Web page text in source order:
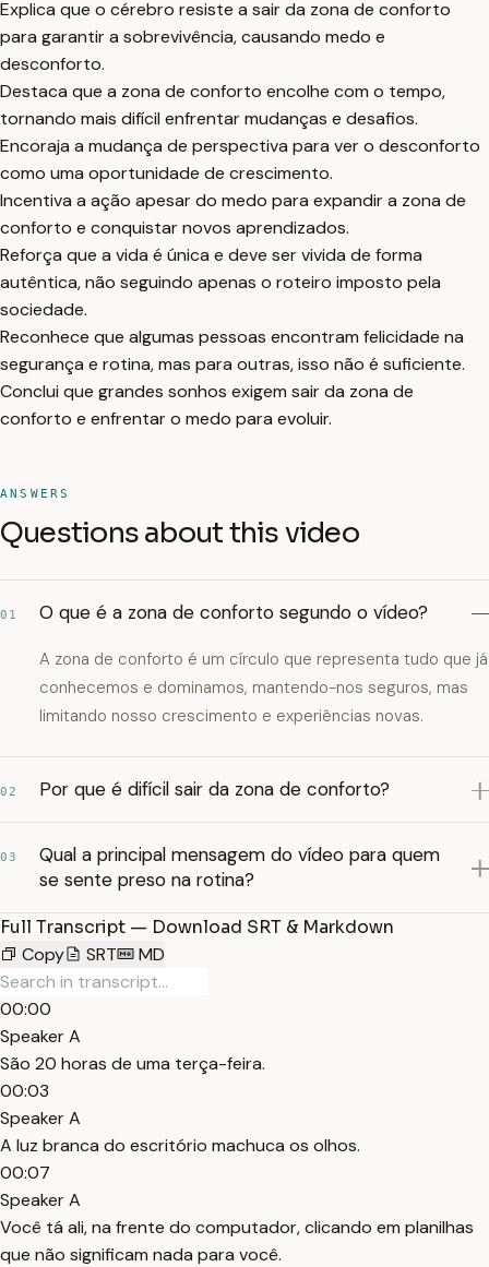
Explica que o cérebro resiste a sair da zona de conforto
para garantir a sobrevivência, causando medo e
desconforto.
Destaca que a zona de conforto encolhe com o tempo,
tornando mais difícil enfrentar mudanças e desafios.
Encoraja a mudança de perspectiva para ver o desconforto
como uma oportunidade de crescimento.
Incentiva a ação apesar do medo para expandir a zona de
conforto e conquistar novos aprendizados.
Reforça que a vida é única e deve ser vivida de forma
autêntica, não seguindo apenas o roteiro imposto pela
sociedade.
Reconhece que algumas pessoas encontram felicidade na
segurança e rotina, mas para outras, isso não é suficiente.
Conclui que grandes sonhos exigem sair da zona de
conforto e enfrentar o medo para evoluir.
ANSWERS
Questions about this video
01 O que é a zona de conforto segundo o vídeo?
A zona de conforto é um círculo que representa tudo que já
conhecemos e dominamos, mantendo-nos seguros, mas
limitando nosso crescimento e experiências novas.
02 Por que é difícil sair da zona de conforto?
03
Qual a principal mensagem do vídeo para quem
se sente preso na rotina?
Full Transcript — Download SRT & Markdown
Copy
SRT MD
00:00
Speaker A
São 20 horas de uma terça-feira.
00:03
Speaker A
A luz branca do escritório machuca os olhos.
00:07
Speaker A
Você tá ali, na frente do computador, clicando em planilhas
que não significam nada para você.